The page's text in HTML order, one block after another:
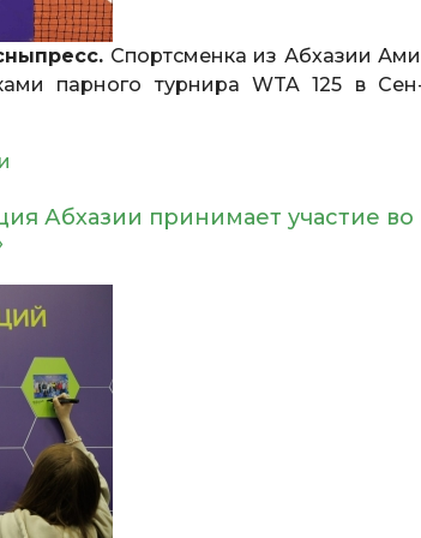
Спортсменка из Абхазии
парного турнира WTA 125 в
Абхазии принимает участие